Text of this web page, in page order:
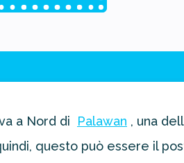
a Nord di Palawan , una
questo può essere il